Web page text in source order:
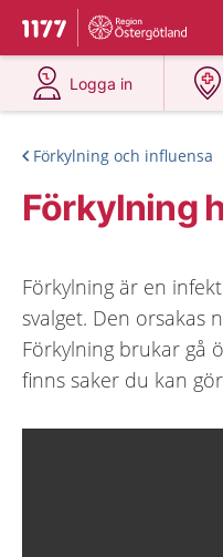
Till startsidan för 1177
Du har valt region
Logga in
på 1177.se
Förkylning och influensa
Förkylning
Förkylning är en
svalget. Den orsakas
Förkylning brukar gå
finns saker du kan